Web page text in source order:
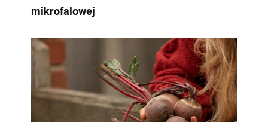
mikrofalowej